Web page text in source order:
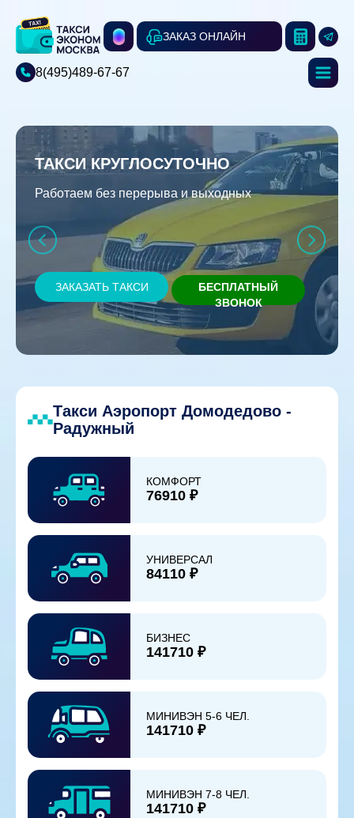
ЗАКАЗ ОНЛАЙН
8(495)489-67-67
ТАКСИ КРУГЛОСУТОЧНО
Работаем без перерыва и выходных
ЗАКАЗАТЬ ТАКСИ
БЕСПЛАТНЫЙ
ЗВОНОК
Такси Аэропорт Домодедово -
Радужный
КОМФОРТ
76910 ₽
УНИВЕРСАЛ
84110 ₽
БИЗНЕС
141710 ₽
МИНИВЭН 5-6 ЧЕЛ.
141710 ₽
МИНИВЭН 7-8 ЧЕЛ.
141710 ₽